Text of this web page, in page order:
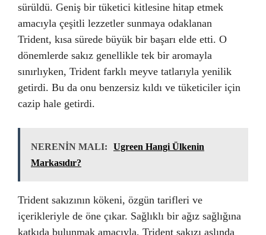
sürüldü. Geniş bir tüketici kitlesine hitap etmek
amacıyla çeşitli lezzetler sunmaya odaklanan
Trident, kısa sürede büyük bir başarı elde etti. O
dönemlerde sakız genellikle tek bir aromayla
sınırlıyken, Trident farklı meyve tatlarıyla yenilik
getirdi. Bu da onu benzersiz kıldı ve tüketiciler için
cazip hale getirdi.
NERENİN MALI:
Ugreen Hangi Ülkenin
Markasıdır?
Trident sakızının kökeni, özgün tarifleri ve
içerikleriyle de öne çıkar. Sağlıklı bir ağız sağlığına
katkıda bulunmak amacıyla, Trident sakızı aslında